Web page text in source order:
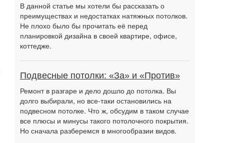
В данной статье мы хотели бы рассказать о
преимуществах и недостатках натяжных потолков.
Не плохо было бы прочитать её перед
планировкой дизайна в своей квартире, офисе,
коттедже.
Подвесные потолки: «За» и «Против»
Ремонт в разгаре и дело дошло до потолка. Вы
долго выбирали, но все-таки остановились на
подвесном потолке. Что ж, обсудим в таком случае
все плюсы и минусы такого потолочного покрытия.
Но сначала разберемся в многообразии видов.